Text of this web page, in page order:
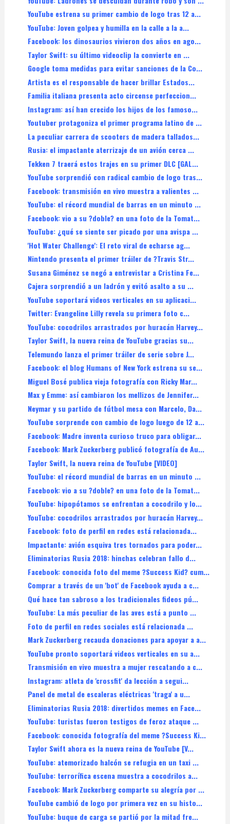
YouTube estrena su primer cambio de logo tras 12 a...
YouTube: Joven golpea y humilla en la calle a la a...
Facebook: los dinosaurios vivieron dos años en ago...
Taylor Swift: su último videoclip la convierte en ...
Google toma medidas para evitar sanciones de la Co...
Artista es el responsable de hacer brillar Estados...
Familia italiana presenta acto circense perfeccion...
Instagram: así han crecido los hijos de los famoso...
Youtuber protagoniza el primer programa latino de ...
La peculiar carrera de scooters de madera tallados...
Rusia: el impactante aterrizaje de un avión cerca ...
Tekken 7 traerá estos trajes en su primer DLC [GAL...
YouTube sorprendió con radical cambio de logo tras...
Facebook: transmisión en vivo muestra a valientes ...
YouTube: el récord mundial de barras en un minuto ...
Facebook: vio a su ?doble? en una foto de la Tomat...
YouTube: ¿qué se siente ser picado por una avispa ...
'Hot Water Challenge': El reto viral de echarse ag...
Nintendo presenta el primer tráiler de ?Travis Str...
Susana Giménez se negó a entrevistar a Cristina Fe...
Cajera sorprendió a un ladrón y evitó asalto a su ...
YouTube soportará videos verticales en su aplicaci...
Twitter: Evangeline Lilly revela su primera foto c...
YouTube: cocodrilos arrastrados por huracán Harvey...
Taylor Swift, la nueva reina de YouTube gracias su...
Telemundo lanza el primer tráiler de serie sobre J...
Facebook: el blog Humans of New York estrena su se...
Miguel Bosé publica vieja fotografía con Ricky Mar...
Max y Emme: así cambiaron los mellizos de Jennifer...
Neymar y su partido de fútbol mesa con Marcelo, Da...
YouTube sorprende con cambio de logo luego de 12 a...
Facebook: Madre inventa curioso truco para obligar...
Facebook: Mark Zuckerberg publicó fotografía de Au...
Taylor Swift, la nueva reina de YouTube [VIDEO]
YouTube: el récord mundial de barras en un minuto ...
Facebook: vio a su ?doble? en una foto de la Tomat...
YouTube: hipopótamos se enfrentan a cocodrilo y lo...
YouTube: cocodrilos arrastrados por huracán Harvey...
Facebook: foto de perfil en redes está relacionada...
Impactante: avión esquiva tres tornados para poder...
Eliminatorias Rusia 2018: hinchas celebran fallo d...
Facebook: conocida foto del meme ?Success Kid? cum...
Comprar a través de un 'bot' de Facebook ayuda a c...
Qué hace tan sabroso a los tradicionales fideos pú...
YouTube: La más peculiar de las aves está a punto ...
Foto de perfil en redes sociales está relacionada ...
Mark Zuckerberg recauda donaciones para apoyar a a...
YouTube pronto soportará videos verticales en su a...
Transmisión en vivo muestra a mujer rescatando a c...
Instagram: atleta de 'crossfit' da lección a segui...
Panel de metal de escaleras eléctricas 'traga' a u...
Eliminatorias Rusia 2018: divertidos memes en Face...
YouTube: turistas fueron testigos de feroz ataque ...
Facebook: conocida fotografía del meme ?Success Ki...
Taylor Swift ahora es la nueva reina de YouTube [V...
YouTube: atemorizado halcón se refugia en un taxi ...
YouTube: terrorífica escena muestra a cocodrilos a...
Facebook: Mark Zuckerberg comparte su alegría por ...
YouTube cambió de logo por primera vez en su histo...
YouTube: buque de carga se partió por la mitad fre...